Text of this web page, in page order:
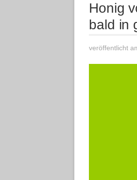
Honig
bald in
veröffentlicht